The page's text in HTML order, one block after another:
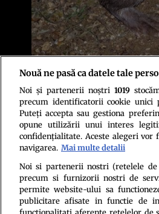
Foto: Shutterstock
Nouă ne pasă ca datele tale
Noi și partenerii noștri 1019
precum identificatorii cookie unici
Puteți accepta sau gestiona
opune utilizării unui interes
confidențialitate. Aceste alegeri
navigarea. Mai multe detalii
Noi si partenerii nostri (retelele
precum si furnizorii nostri de
permite website-ului sa
publicitare afisate in functie de